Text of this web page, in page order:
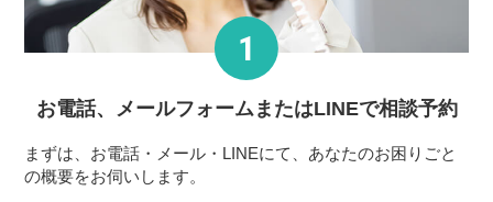
お電話、メールフォームまたはLINEで相談予約
まずは、お電話・メール・LINEにて、あなたのお困りごと
の概要をお伺いします。